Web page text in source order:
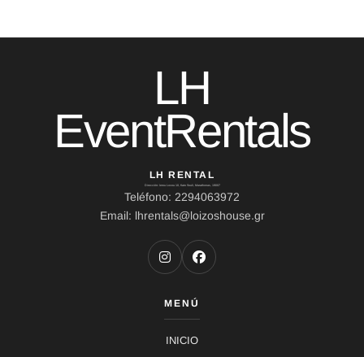
LH
EventRentals
LH RENTAL
Dirección: Ierou Loxou 10, Kato Souli, Marathonas, 19007
Teléfono: 2294063972
Email: lhrentals@loizoshouse.gr
MENÚ
INICIO